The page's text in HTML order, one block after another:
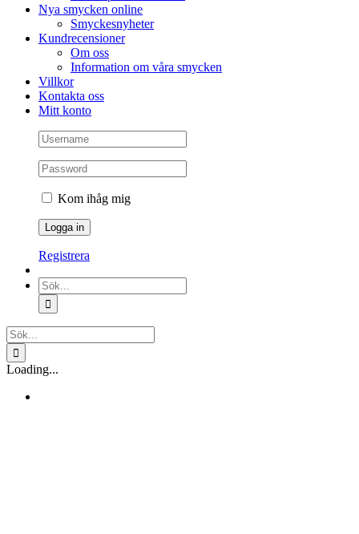
Nya smycken online
Smyckesnyheter
Kundrecensioner
Om oss
Information om våra smycken
Villkor
Kontakta oss
Mitt konto
Kom ihåg mig
Registrera
Sök
efter:
Sök
efter:
Loading...